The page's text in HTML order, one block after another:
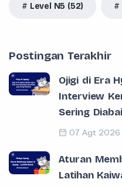
Level N5 (52)
Postingan Terakhir
Ojigi di Era
Interview
Sering
07 Agt 2026
Aturan
Latihan